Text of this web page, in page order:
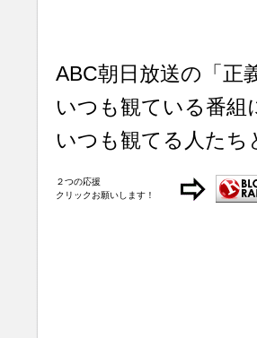
ABC朝日放送の「正
いつも観ている番組
いつも観てる人たち
２つの応援
クリックお願いします！